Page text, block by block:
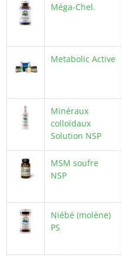
Méga-Chel.
Metabolic Active
Minéraux
colloïdaux
Solution NSP
MSM soufre
NSP
Niébé (molène)
PS